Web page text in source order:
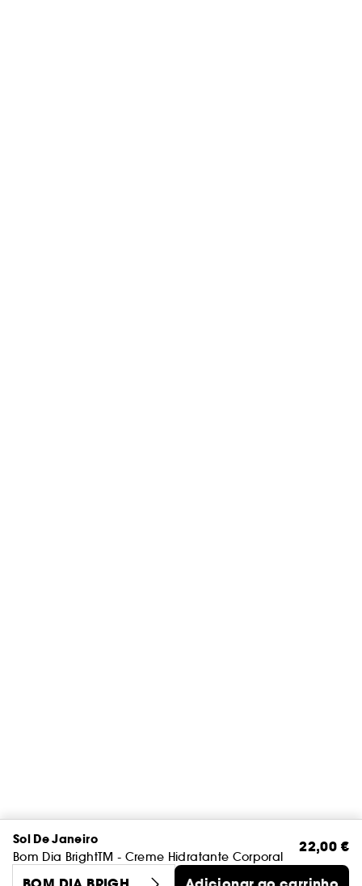
Sol De Janeiro
Bom Dia BrightTM - Creme Hidratante Corporal
22,00 €